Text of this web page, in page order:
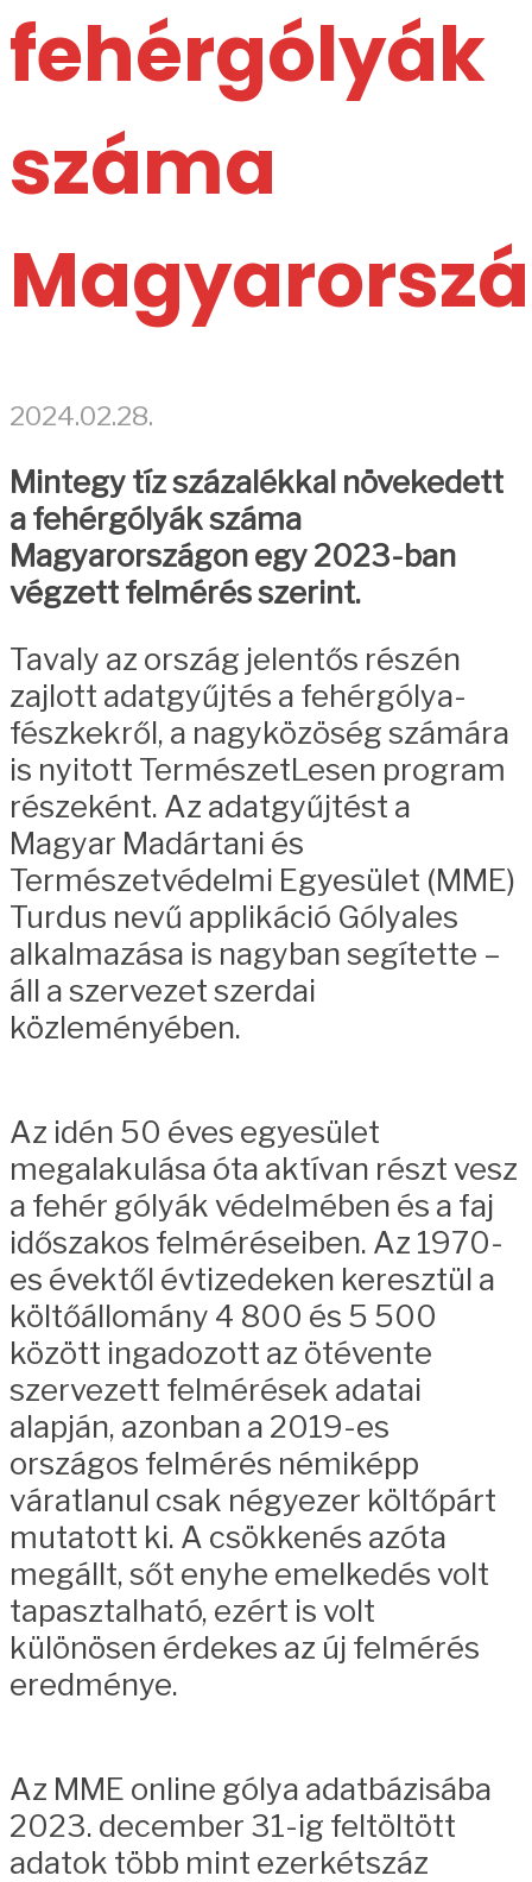
fehérgólyák
száma
2024.02.28.
Mintegy tíz százalékkal növekedett
a fehérgólyák száma
Magyarországon egy 2023-ban
végzett felmérés szerint.
Tavaly az ország jelentős részén
zajlott adatgyűjtés a fehérgólya-
fészkekről, a nagyközöség számára
is nyitott TermészetLesen program
részeként. Az adatgyűjtést a
Magyar Madártani és
Természetvédelmi Egyesület (MME)
Turdus nevű applikáció Gólyales
alkalmazása is nagyban segítette –
áll a szervezet szerdai
közleményében.
Az idén 50 éves egyesület
megalakulása óta aktívan részt vesz
a fehér gólyák védelmében és a faj
időszakos felméréseiben. Az 1970-
es évektől évtizedeken keresztül a
költőállomány 4 800 és 5 500
között ingadozott az ötévente
szervezett felmérések adatai
alapján, azonban a 2019-es
országos felmérés némiképp
váratlanul csak négyezer költőpárt
mutatott ki. A csökkenés azóta
megállt, sőt enyhe emelkedés volt
tapasztalható, ezért is volt
különösen érdekes az új felmérés
eredménye.
Az MME online gólya adatbázisába
2023. december 31-ig feltöltött
adatok több mint ezerkétszáz